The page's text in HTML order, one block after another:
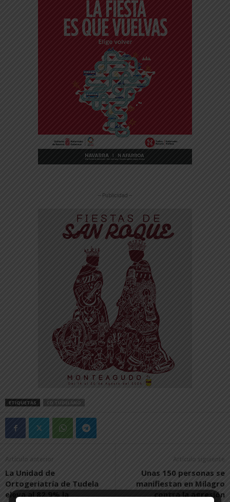
-- Publicidad --
ETIQUETAS CD TUDELANO
Artículo anterior
La Unidad de
Ortogeriatría de Tudela
eleva al 82,9% la
Artículo siguiente
Unas 150 personas se
manifiestan en Milagro
contra la agresión